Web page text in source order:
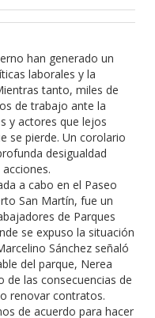
han generado un
laborales y la
tanto, miles de
de trabajo ante la
y actores que lejos
se pierde. Un corolario
desigualdad
a cabo en el Paseo
San Martín, fue un
de Parques
se expuso la situación
Sánchez señaló
del parque, Nerea
de las consecuencias de
renovar contratos.
de acuerdo para hacer